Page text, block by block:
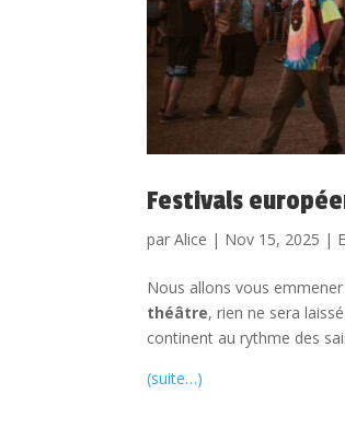
Festivals
parAlice | Nov 15, 2025 |
Nous allons vous
théâtre, rien ne sera
continent au rythme des
(suite…)